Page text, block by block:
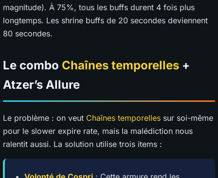
magnitude). À 75%, tous les buffs durent 4 fois plus
longtemps. Les shrine buffs de 20 secondes deviennent
80 secondes.
Le combo Chaînes temporelles +
Atzer’s Allure
Le problème : on veut Chaînes temporelles sur soi-même
pour le slower expire rate, mais la malédiction nous
ralentit aussi. La solution utilise trois items :